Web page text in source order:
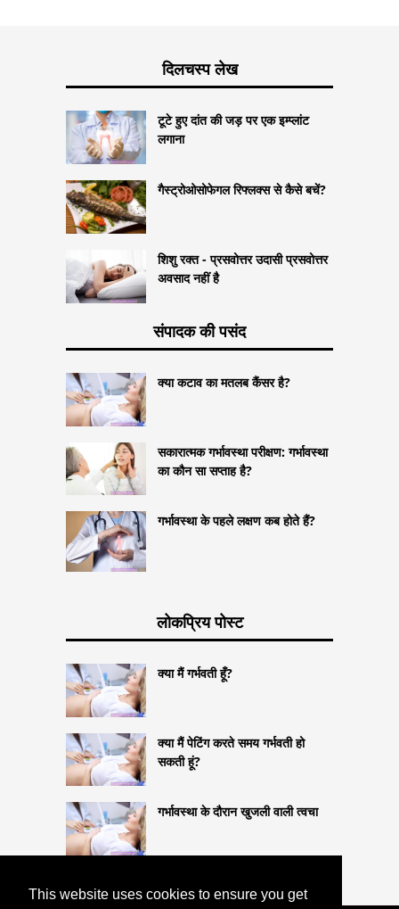
This website uses cookies to ensure you get
दिलचस्प लेख
टूटे हुए दांत की जड़ पर एक इम्प्लांट
लगाना
गैस्ट्रोओसोफेगल रिफ्लक्स से कैसे बचें?
शिशु रक्त - प्रसवोत्तर उदासी प्रसवोत्तर
अवसाद नहीं है
संपादक की पसंद
क्या कटाव का मतलब कैंसर है?
सकारात्मक गर्भावस्था परीक्षण: गर्भावस्था
का कौन सा सप्ताह है?
गर्भावस्था के पहले लक्षण कब होते हैं?
लोकप्रिय पोस्ट
क्या मैं गर्भवती हूँ?
क्या मैं पेटिंग करते समय गर्भवती हो
सकती हूं?
गर्भावस्था के दौरान खुजली वाली त्वचा